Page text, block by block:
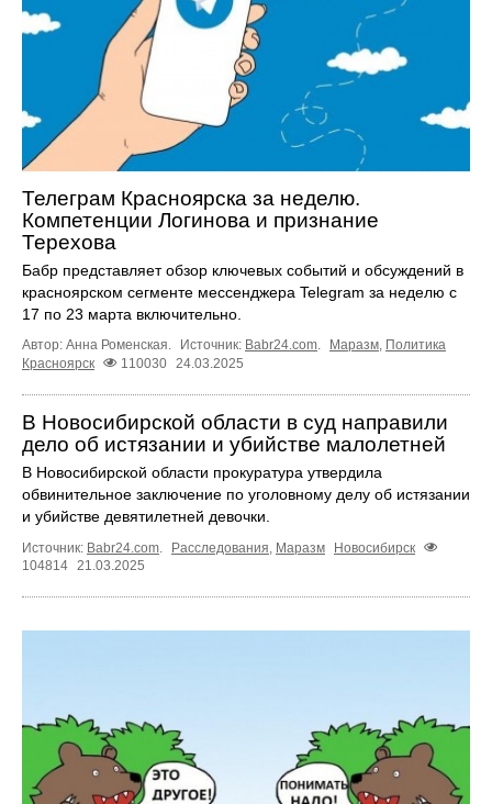
Телеграм Красноярска за неделю.
Компетенции Логинова и признание
Терехова
Бабр представляет обзор ключевых событий и обсуждений в
красноярском сегменте мессенджера Telegram за неделю с
17 по 23 марта включительно.
Автор: Анна Роменская. Источник: Babr24.com. Маразм, Политика
Красноярск
110030 24.03.2025
В Новосибирской области в суд направили
дело об истязании и убийстве малолетней
В Новосибирской области прокуратура утвердила
обвинительное заключение по уголовному делу об истязании
и убийстве девятилетней девочки.
Источник: Babr24.com. Расследования, Маразм
Новосибирск
104814 21.03.2025